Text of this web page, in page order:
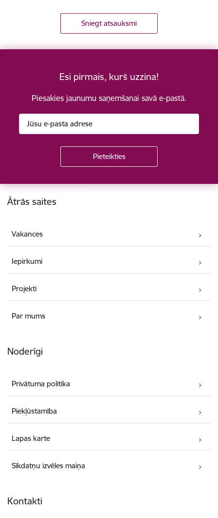
Sniegt atsauksmi
Esi pirmais, kurš uzzina!
Piesakies jaunumu saņemšanai savā e-pastā.
Kājene
Ātrās saites
Vakances
Iepirkumi
Projekti
Par mums
Noderīgi
Privātuma politika
Piekļūstamība
Lapas karte
Sīkdatņu izvēles maiņa
Kontakti